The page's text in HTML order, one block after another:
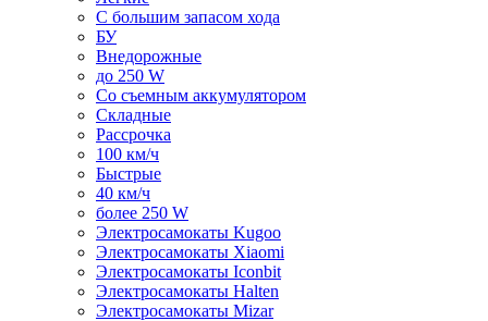
С большим запасом хода
БУ
Внедорожные
до 250 W
Со съемным аккумулятором
Складные
Рассрочка
100 км/ч
Быстрые
40 км/ч
более 250 W
Электросамокаты Kugoo
Электросамокаты Xiaomi
Электросамокаты Iconbit
Электросамокаты Halten
Электросамокаты Mizar